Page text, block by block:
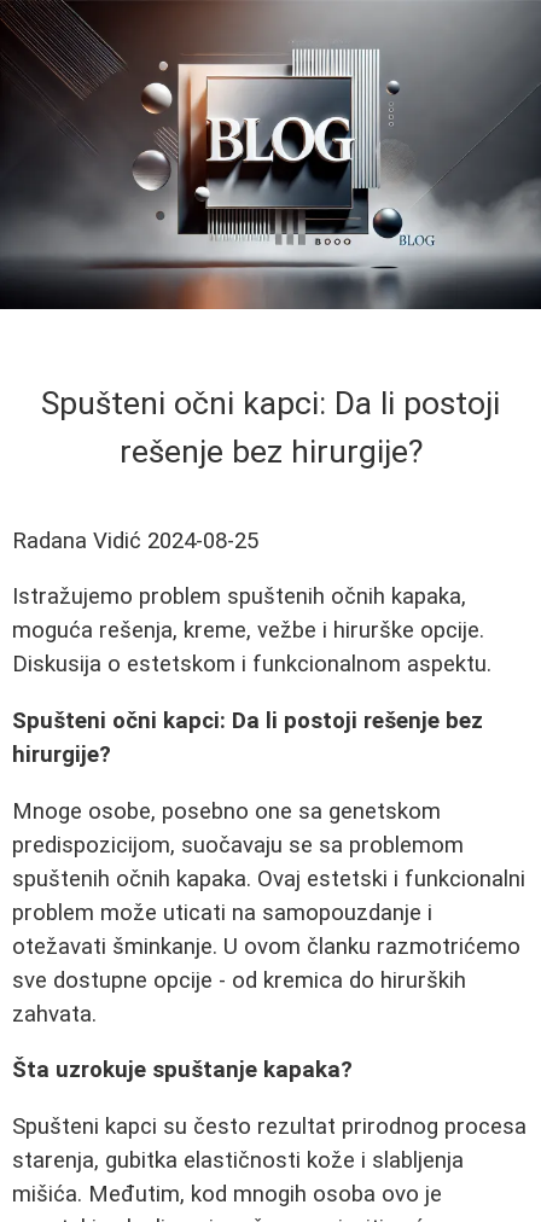
Spušteni očni kapci: Da li postoji
rešenje bez hirurgije?
Radana Vidić 2024-08-25
Istražujemo problem spuštenih očnih kapaka,
moguća rešenja, kreme, vežbe i hirurške opcije.
Diskusija o estetskom i funkcionalnom aspektu.
Spušteni očni kapci: Da li postoji rešenje bez
hirurgije?
Mnoge osobe, posebno one sa genetskom
predispozicijom, suočavaju se sa problemom
spuštenih očnih kapaka. Ovaj estetski i funkcionalni
problem može uticati na samopouzdanje i
otežavati šminkanje. U ovom članku razmotrićemo
sve dostupne opcije - od kremica do hirurških
zahvata.
Šta uzrokuje spuštanje kapaka?
Spušteni kapci su često rezultat prirodnog procesa
starenja, gubitka elastičnosti kože i slabljenja
mišića. Međutim, kod mnogih osoba ovo je